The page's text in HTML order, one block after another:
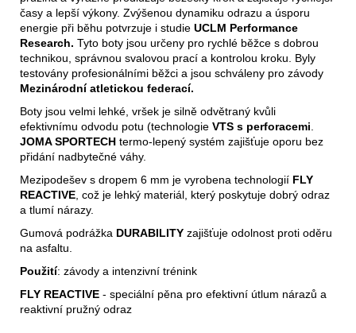
časy a lepší výkony. Zvýšenou dynamiku odrazu a úsporu
energie při běhu potvrzuje i studie UCLM Performance
Research. Tyto boty jsou určeny pro rychlé běžce s dobrou
technikou, správnou svalovou prací a kontrolou kroku. Byly
testovány profesionálními běžci a jsou schváleny pro závody
Mezinárodní atletickou federací.
Boty jsou velmi lehké, vršek je silně odvětraný kvůli
efektivnímu odvodu potu (technologie VTS s perforacemi
JOMA SPORTECH termo-lepený systém zajišťuje oporu bez
přidání nadbytečné váhy.
Mezipodešev s dropem 6 mm je vyrobena technologií FLY
REACTIVE , což je lehký materiál, který poskytuje dobrý odraz
a tlumí nárazy.
Gumová podrážka DURABILITY zajišťuje odolnost proti oděru
na asfaltu.
Použití: závody a intenzivní trénink
FLY REACTIVE - speciální pěna pro efektivní útlum nárazů a
reaktivní pružný odraz